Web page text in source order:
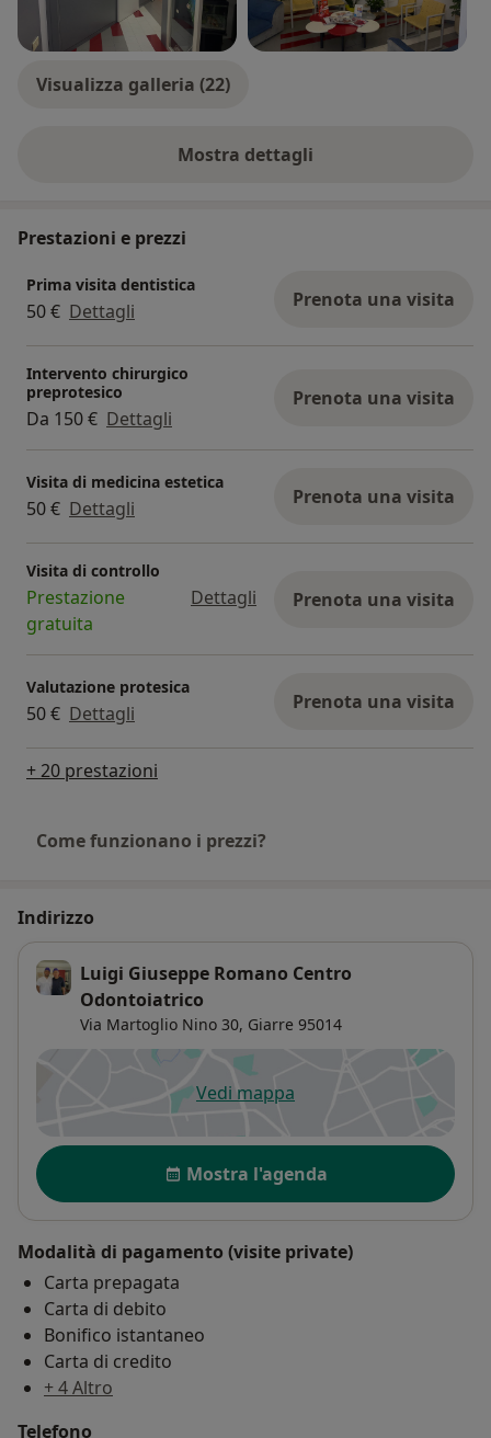
Visualizza galleria (22)
Mostra dettagli
sull'esperienza
Prestazioni e prezzi
Prima visita dentistica
50 € Dettagli Prenota una visita
Intervento chirurgico
preprotesico
Da 150 € Dettagli
Prenota una visita
Visita di medicina estetica
50 € Dettagli Prenota una visita
Visita di controllo
Prestazione
gratuita
Dettagli Prenota una visita
Valutazione protesica
50 € Dettagli Prenota una visita
+ 20 prestazioni
Come funzionano i prezzi?
Indirizzo
Luigi Giuseppe Romano Centro
Odontoiatrico
Via Martoglio Nino 30, Giarre 95014
Vedi mappasi apre in una nuova scheda
Disponibilità
Mostra l'agenda
Modalità di pagamento (visite private)
Carta prepagata
Carta di debito
Bonifico istantaneo
Carta di credito
+ 4 Altro
Telefono